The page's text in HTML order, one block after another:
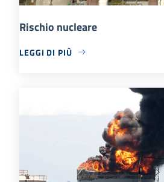
Rischio nucleare
LEGGI DI PIÙ